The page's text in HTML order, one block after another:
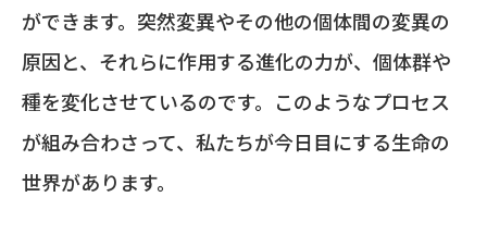
ができます。突然変異やその他の個体間の変異の
原因と、それらに作用する進化の力が、個体群や
種を変化させているのです。このようなプロセス
が組み合わさって、私たちが今日目にする生命の
世界があります。